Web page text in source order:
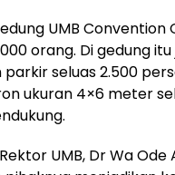
UMB
orang. Di gedung itu
seluas 2.500
ukuran 4×6 meter
UMB, Dr Wa Ode